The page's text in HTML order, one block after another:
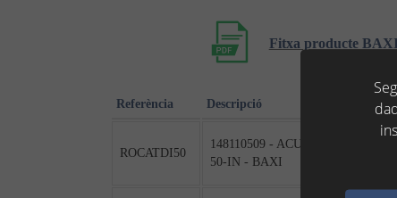
Fitxa producte
Referència Descripció
ROCATDI50
148110509 - ACUMULADOR
50-IN - BAXI